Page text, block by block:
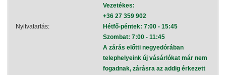
Vezetékes:
+36 27 359 902
Nyitvatartás:
Hétfő-péntek: 7:00 - 15:45
Szombat: 7:00 - 11:45
A zárás előtti negyedórában
telephelyeink új vásárlókat már nem
fogadnak, zárásra az addig érkezett